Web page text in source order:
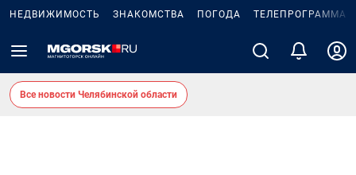
НЕДВИЖИМОСТЬ ЗНАКОМСТВА ПОГОДА ТЕЛЕПРОГРАММА
Все новости Челябинской области